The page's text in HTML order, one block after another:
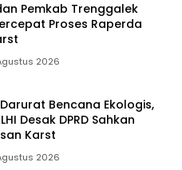
Pemkab Trenggalek
Proses Raperda
2026
Bencana Ekologis,
Desak DPRD Sahkan
Karst
2026